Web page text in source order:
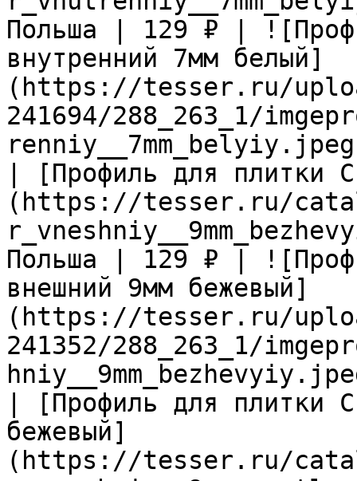
Польша | 129 ₽ |
внутренний 7мм белый]
(https://tesser.ru/
241694/288_263_1/
| [Профиль для плитки
(https://tesser.ru/
Польша | 129 ₽ |
внешний 9мм бежевый]
(https://tesser.ru/
241352/288_263_1/
| [Профиль для плитки
бежевый]
(https://tesser.ru/